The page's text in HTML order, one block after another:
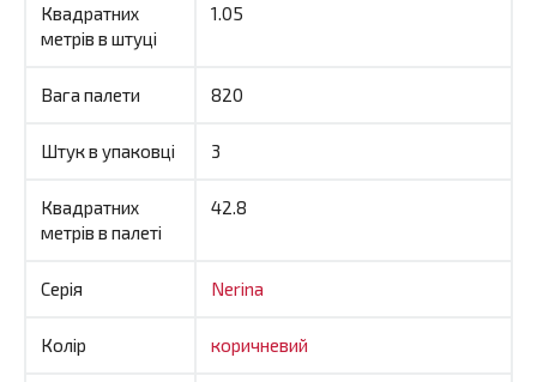
Квадратних
метрів в штуці
1.05
Вага палети 820
Штук в упаковці 3
Квадратних
метрів в палеті
42.8
Серія Nerina
Колір коричневий